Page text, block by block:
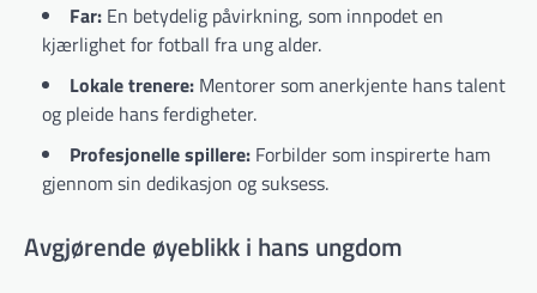
Far: En betydelig påvirkning, som innpodet en
kjærlighet for fotball fra ung alder.
Lokale trenere: Mentorer som anerkjente hans talent
og pleide hans ferdigheter.
Profesjonelle spillere: Forbilder som inspirerte ham
gjennom sin dedikasjon og suksess.
Avgjørende øyeblikk i hans ungdom